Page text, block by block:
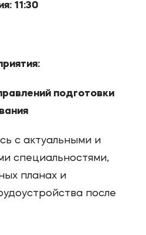
11:30
подготовки
с актуальными и
специальностями,
планах и
после